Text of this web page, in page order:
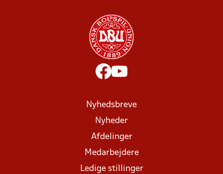
Nyhedsbreve
Nyheder
Afdelinger
Medarbejdere
Ledige stillinger